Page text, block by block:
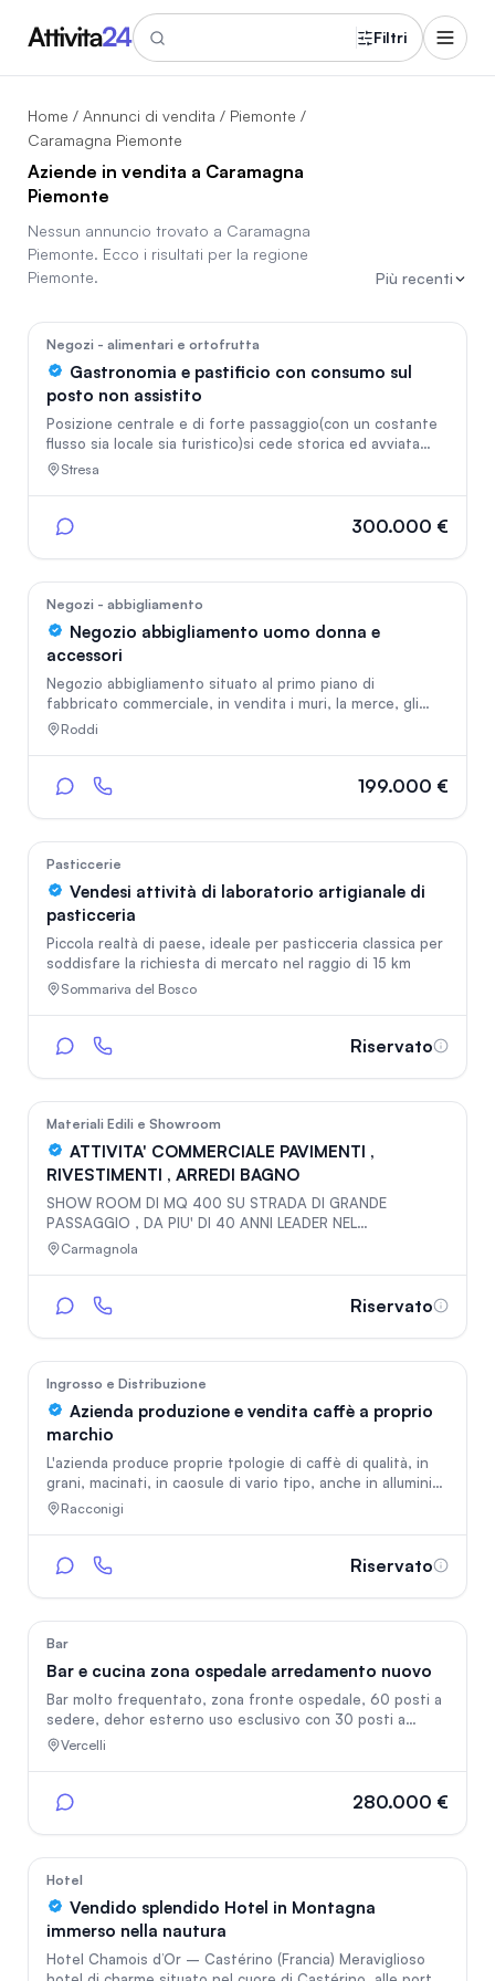
Filtri
Home / Annunci di vendita / Piemonte /
Caramagna Piemonte
Aziende in vendita a Caramagna
Piemonte
Nessun annuncio trovato a Caramagna
Piemonte. Ecco i risultati per la regione
Piemonte. Più recenti
Negozi - alimentari e ortofrutta
Gastronomia e pastificio con consumo sul
posto non assistito
Posizione centrale e di forte passaggio(con un costante
flusso sia locale sia turistico)si cede storica ed avviata
attività di gastronomia e pastificio Il locale, curato nei
organizzazione degli spazi interni garantisce una
standard qualitativi. Completa la proprietà un accogliente
spazio esterno, per offrire consumo sul posto
Stresa
300.000 €
In vetrina
Negozi - abbigliamento
Negozio abbigliamento uomo donna e
accessori
Negozio abbigliamento situato al primo piano di
fabbricato commerciale, in vendita i muri, la merce, gli
arredi e le attrezzature di cassa. Riscaldamento e
massima autonomia. Sistema split Daikin in pompa di
per il massimo risparmio. Classe D. Fabbricato costruito
nel 2003. Su strada di forte passaggio, park libero oltre
500 post
Roddi
199.000 €
In vetrina
Pasticcerie
Vendesi attività di laboratorio artigianale di
pasticceria
Piccola realtà di paese, ideale per pasticceria classica per
soddisfare la richiesta di mercato nel raggio di 15 km
Sommariva del Bosco
Riservato
In vetrina
Materiali Edili e Showroom
ATTIVITA' COMMERCIALE PAVIMENTI ,
RIVESTIMENTI , ARREDI BAGNO
SHOW ROOM DI MQ 400 SU STRADA DI GRANDE
PASSAGGIO , DA PIU' DI 40 ANNI LEADER NEL
COMMERCIO DI FINITURE PER INTERNI
Carmagnola
Riservato
In vetrina
Ingrosso e Distribuzione
Azienda produzione e vendita caffè a proprio
marchio
L'azienda produce proprie tpologie di caffè di qualità, in
grani, macinati, in caosule di vario tipo, anche in alluminio,
con proprio packaging e linee di prodotto. Ha un marchio
proprio che sta conquistando il mercato. Sta
passaggio generazionale ma non ha eredi in questo
lavoro intrapreso.
Racconigi
Riservato
Bar
Bar e cucina zona ospedale arredamento nuovo
Bar molto frequentato, zona fronte ospedale, 60 posti a
sedere, dehor esterno uso esclusivo con 30 posti a
sedere, aperitivi, tavola fredda tavola calda colazioni e
Vercelli
280.000 €
Hotel
Vendido splendido Hotel in Montagna
immerso nella nautura
Hotel Chamois d’Or – Castérino (Francia) Meraviglioso